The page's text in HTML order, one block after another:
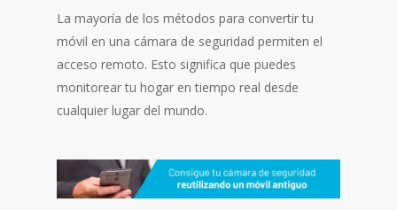
La mayoría de los métodos para convertir tu
móvil en una cámara de seguridad permiten el
acceso remoto. Esto significa que puedes
monitorear tu hogar en tiempo real desde
cualquier lugar del mundo.